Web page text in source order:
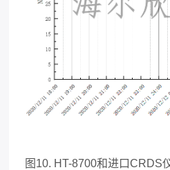
图10. HT-8700和进口CRDS